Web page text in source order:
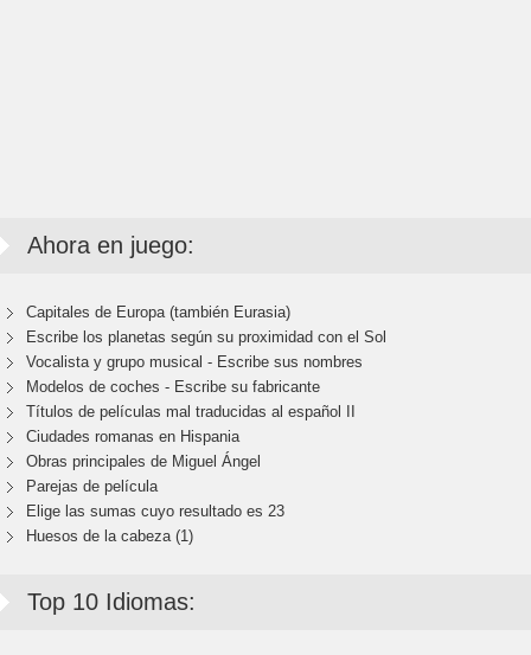
Ahora en juego:
Capitales de Europa (también Eurasia)
Escribe los planetas según su proximidad con el Sol
Vocalista y grupo musical - Escribe sus nombres
Modelos de coches - Escribe su fabricante
Títulos de películas mal traducidas al español II
Ciudades romanas en Hispania
Obras principales de Miguel Ángel
Parejas de película
Elige las sumas cuyo resultado es 23
Huesos de la cabeza (1)
Top 10 Idiomas: